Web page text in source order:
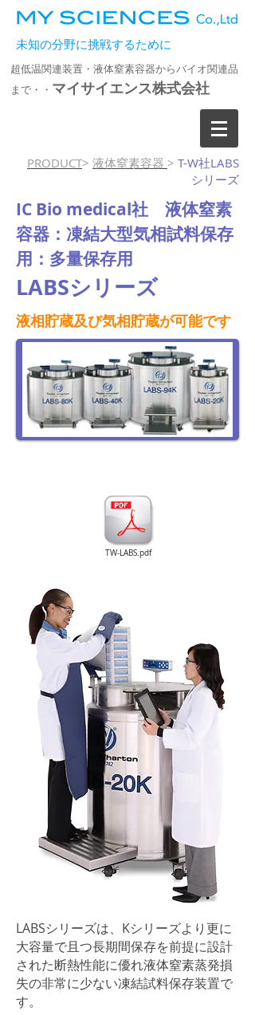
未知の分野に挑戦するために
超低温関連装置・液体窒素容器からバイオ関連品
まで・・ マイサイエンス株式会社
PRODUCT> 液体窒素容器 > T-W社LABS
シリーズ
IC Bio medical社 液体窒素
容器：凍結大型気相試料保存
用：多量保存用
LABSシリーズ
液相貯蔵及び気相貯蔵が可能です
TW-LABS.pdf
LABSシリーズは、Kシリーズより更に
大容量で且つ長期間保存を前提に設計
された断熱性能に優れ液体窒素蒸発損
失の非常に少ない凍結試料保存装置で
す。